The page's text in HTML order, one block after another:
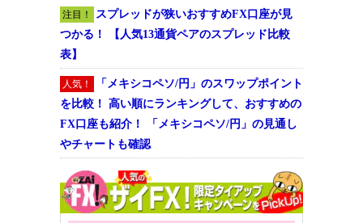
注目！
スプレッドが狭いおすすめFX口座が見
つかる！ 【人気13通貨ペアのスプレッド比較
表】
人気！
「メキシコペソ/円」のスワップポイント
を比較！ 高い順にランキングして、おすすめの
FX口座も紹介！ 「メキシコペソ/円」の見通し
やチャートも確認